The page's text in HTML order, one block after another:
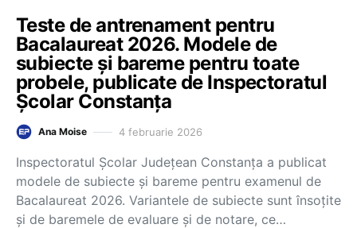
Teste de antrenament pentru
Bacalaureat 2026. Modele de
subiecte și bareme pentru toate
probele, publicate de Inspectoratul
Școlar Constanța
Ana Moise 4 februarie 2026
Inspectoratul Școlar Județean Constanța a publicat
modele de subiecte și bareme pentru examenul de
Bacalaureat 2026. Variantele de subiecte sunt însoţite
și de baremele de evaluare și de notare, ce…